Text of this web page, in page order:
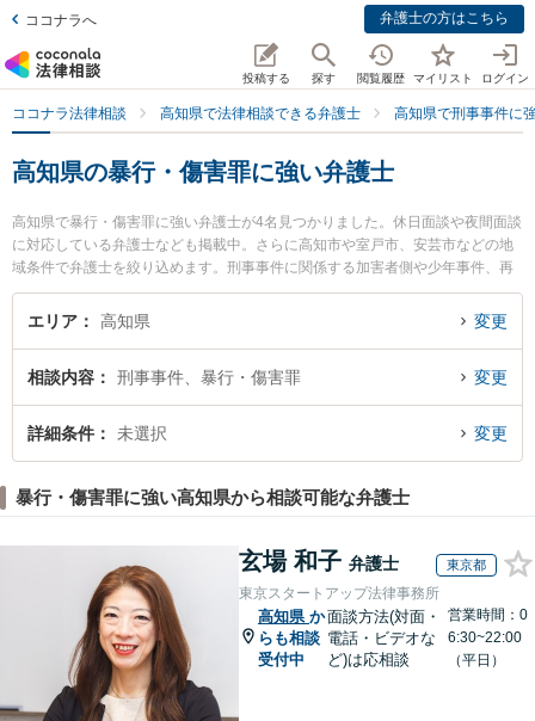
ココナラへ 弁護士の方はこちら
投稿する 探す 閲覧履歴 マイリスト ログイン
ココナラ法律相談 高知県で法律相談できる弁護士 高知県で刑事事件に
高知県の暴行・傷害罪に強い弁護士
高知県で暴行・傷害罪に強い弁護士が4名見つかりました。休日面談や夜間面談
に対応している弁護士なども掲載中。さらに高知市や室戸市、安芸市などの地
域条件で弁護士を絞り込めます。刑事事件に関係する加害者側や少年事件、再
犯・前科あり等の細かな分野での絞り込み検索もでき便利です。特にやいろ法
律事務所の市川 耕士弁護士や高知ロイヤルオーク法律事務所の小野塚 直毅弁護
ラブルを今すぐに弁護士に相談したい』『暴行・傷害罪のトラブル解決の実績
豊富な近くの弁護士を検索したい』『初回相談無料で暴行・傷害罪を法律相談
できる高知県内の弁護士に相談予約したい』などでお困りの相談者さんにおす
エリア 高知県 変更
相談内容 刑事事件、暴行・傷害罪 変更
詳細条件 未選択 変更
暴行・傷害罪に強い高知県から相談可能な弁護士
玄場 和子 弁護士 東京都
東京スタートアップ法律事務所
高知県 か
らも相談
受付中
面談方法(対面・
電話・ビデオな
ど)は応相談
営業時間：0
6:30~22:00
（平日）